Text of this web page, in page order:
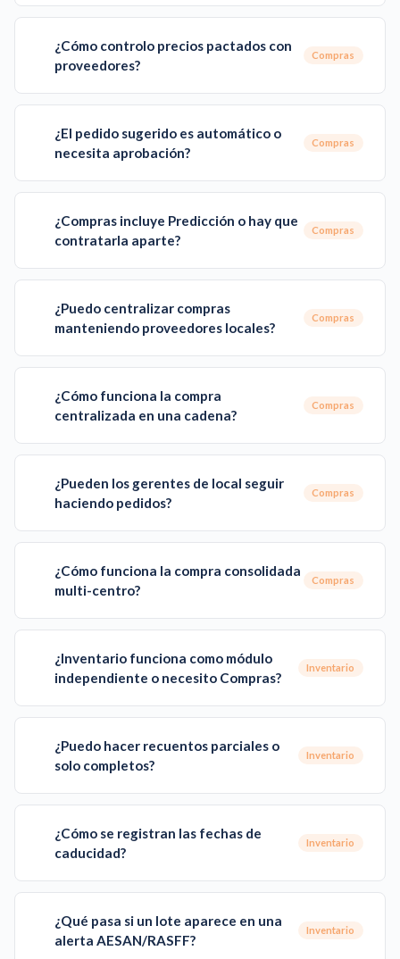
¿Cómo controlo precios pactados con
proveedores?
Compras
¿El pedido sugerido es automático o
necesita aprobación?
Compras
¿Compras incluye Predicción o hay que
contratarla aparte?
Compras
¿Puedo centralizar compras
manteniendo proveedores locales?
Compras
¿Cómo funciona la compra
centralizada en una cadena?
Compras
¿Pueden los gerentes de local seguir
haciendo pedidos?
Compras
¿Cómo funciona la compra consolidada
multi-centro?
Compras
¿Inventario funciona como módulo
independiente o necesito Compras?
Inventario
¿Puedo hacer recuentos parciales o
solo completos?
Inventario
¿Cómo se registran las fechas de
caducidad?
Inventario
¿Qué pasa si un lote aparece en una
alerta AESAN/RASFF?
Inventario